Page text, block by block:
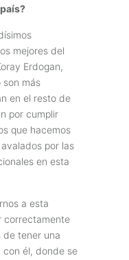
mejores del
Erdogan,
son más
en el resto de
por cumplir
que hacemos
por las
en esta
a esta
correctamente
de tener una
con él, donde se